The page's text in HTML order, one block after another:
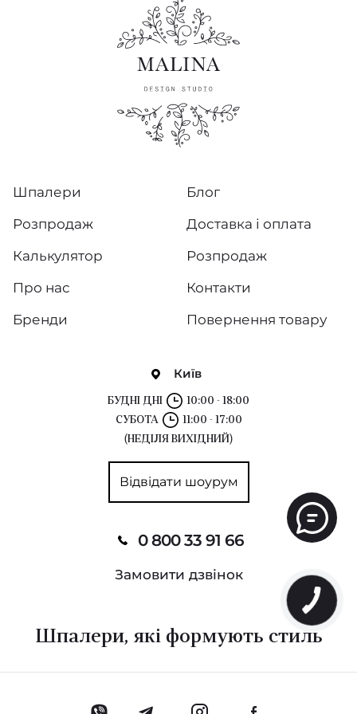
Київ
БУДНІ ДНІ
10:00 - 18:00
СУБОТА
11:00 - 17:00
(НЕДІЛЯ ВИХІДНИЙ)
Відвідати шоурум
0 800 33 91 66
Замовити дзвінок
Шпалери
Розпродаж
Калькулятор
Про нас
Бренди
Блог
Доставка і оплата
Розпродаж
Контакти
Повернення товару
Шпалери, які формують стиль